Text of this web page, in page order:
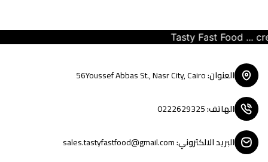
Tasty Fast Food ...
العنوان:
56Youssef Abbas St., Nasr City, Cairo
الهاتف:
0222629325
البريد الالكتروني:
sales.tastyfastfood@gmail.com